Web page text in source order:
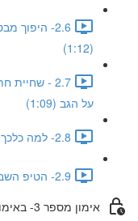
(1:12)
2.7 -
על הגב (1:09)
2.8- למה כלכך חשוב לשלוח לי צילום שלכם שוחים ? (1:41)
2.9- הטיפ השבועי באימון שחיית חתירה מספר 2 (0:59)
אימון